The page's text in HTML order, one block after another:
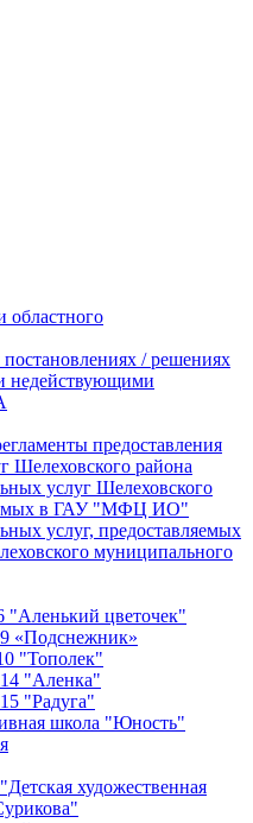
областного
/ решениях
недействующими
предоставления
Шелеховского района
услуг Шелеховского
в ГАУ "МФЦ ИО"
услуг, предоставляемых
муниципального
"Аленький цветочек"
«Подснежник»
"Тополек"
"Аленка"
"Радуга"
школа "Юность"
художественная